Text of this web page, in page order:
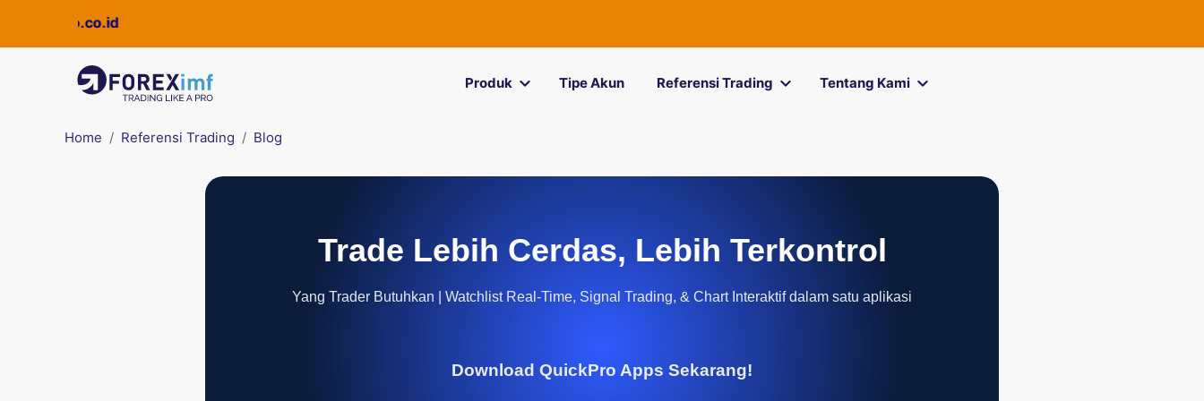
Produk Tipe Akun Referensi Trading Tentang Kami
Home Referensi Trading Blog
Trade Lebih Cerdas, Lebih Terkontrol
Yang Trader Butuhkan | Watchlist Real-Time, Signal Trading, & Chart Interaktif dalam satu aplikasi
Download QuickPro Apps Sekarang!